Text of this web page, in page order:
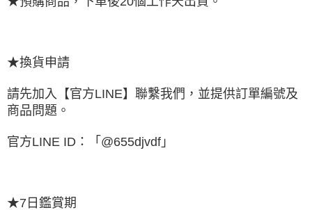
★換貨申請
請先加入【官方LINE】聯繫我們，並提供訂單編號及
商品問題。
官方LINE ID：「@655djvdf」
★7日鑑賞期